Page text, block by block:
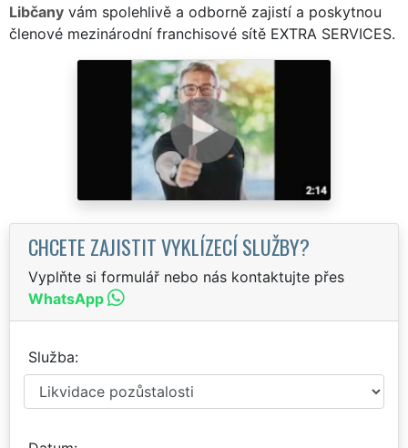
Libčany vám spolehlivě a odborně zajistí a poskytnou
členové mezinárodní franchisové sítě EXTRA SERVICES.
CHCETE ZAJISTIT VYKLÍZECÍ SLUŽBY?
Vyplňte si formulář nebo nás kontaktujte přes
WhatsApp
Služba